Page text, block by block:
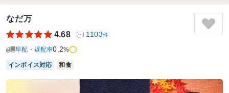
ご利用シーン：
参加者の年齢： 60代以上男女比：
鎌倉ごぜんの口コミをもっと見る
なだ万
4.68
1103件
早配・遅配率0.2%
インボイス対応 和食